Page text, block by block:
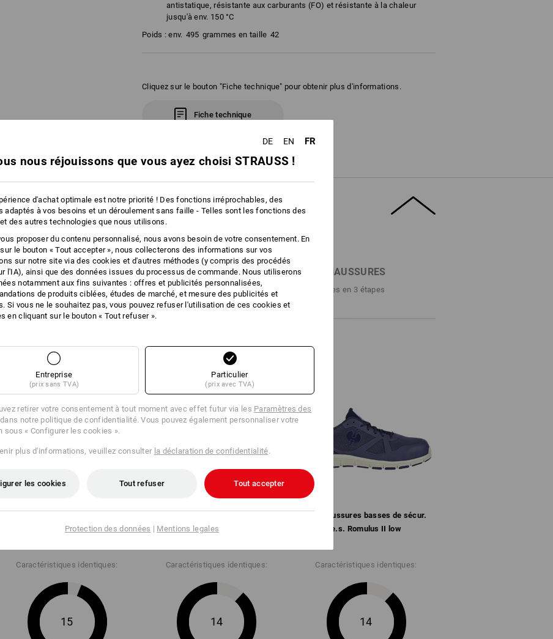
antistatique, résistante aux carburants (FO) et résistante à la chaleur
jusqu'à env. 150 °C
Poids : env. 495 grammes en taille 42
Cliquez sur le bouton "Fiche technique" pour obtenir plus d'informations.
Fiche technique
ALTERNATIVES
actuel avec les meilleures
RECHERCHE DE CHAUSSURES
Les chaussures parfaites en 3 étapes
sécurité Strauss.​1004 low
sécurité Strauss.​1004 mid
S1 Chaussures basses de sécur.
e.s. Romulus II low
Caractéristiques identiques:
15
Caractéristiques identiques:
14
Caractéristiques identiques:
14
DE EN FR
nous réjouissons que vous ayez choisi STRAUSS !
d'achat optimale est notre priorité ! Des fonctions irréprochables, des
adaptés à vos besoins et un déroulement sans faille - Telles sont les fonctions des
des autres technologies que nous utilisons.
proposer du contenu personnalisé, nous avons besoin de votre consentement. En
le bouton « Tout accepter », nous collecterons des informations sur vos
sur notre site via des cookies et d'autres méthodes (y compris des procédés
l'IA), ainsi que des données issues du processus de commande. Nous utiliserons
notamment aux fins suivantes : offres et publicités personnalisées,
de produits ciblées, études de marché, et mesure des publicités et
Si vous ne le souhaitez pas, vous pouvez refuser l'utilisation de ces cookies et
en cliquant sur le bouton « Tout refuser ».
Entreprise
(prix sans TVA)
Particulier
(prix avec TVA)
retirer votre consentement à tout moment avec effet futur via les Paramètres des
dans notre politique de confidentialité. Vous pouvez également personnaliser votre
sous « Configurer les cookies ».
plus d'informations, veuillez consulter la déclaration de confidentialité.
les cookies Tout refuser Tout accepter
Protection des données | Mentions legales